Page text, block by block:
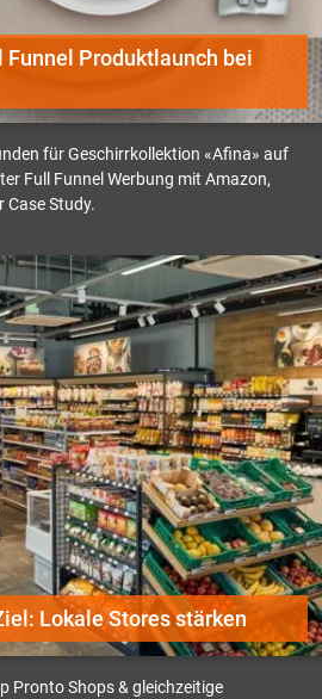
Funnel Produktlaunch bei
für Geschirrkollektion «Afina» auf
Full Funnel Werbung mit Amazon,
Case Study.
Lokale Stores stärken
Pronto Shops & gleichzeitige